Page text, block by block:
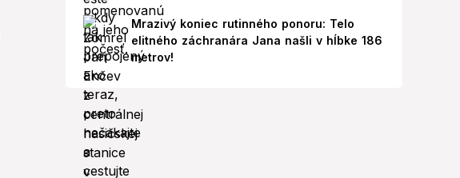
Mrazivý koniec rutinného ponoru: Telo
elitného záchranára Jana našli v hĺbke 186
metrov!